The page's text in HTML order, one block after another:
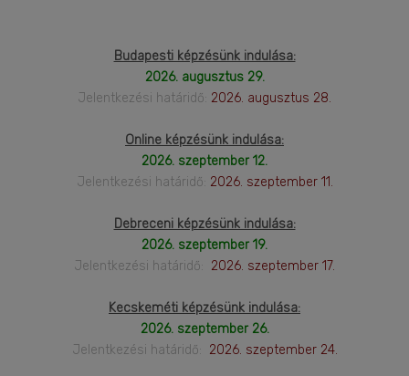
Budapesti képzésünk indulása:
2026. augusztus 29.
Jelentkezési határidő: 2026. augusztus 28.
Online képzésünk indulása:
2026. szeptember 12.
Jelentkezési határidő: 2026. szeptember 11.
Debreceni képzésünk indulása:
2026. szeptember 19.
Jelentkezési határidő: 2026. szeptember 17.
Kecskeméti képzésünk indulása:
2026. szeptember 26.
Jelentkezési határidő: 2026. szeptember 24.